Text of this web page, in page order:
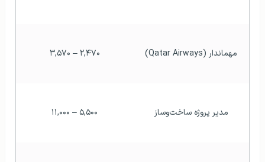
مهماندار (Qatar Airways) ۲,۴۷۰ – ۳,۵۷۰
مدیر پروژه ساخت‌وساز ۵,۵۰۰ – ۱۱,۰۰۰